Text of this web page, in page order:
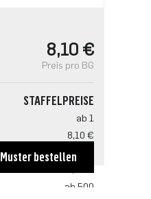
8,10 €
Preis pro BG
STAFFELPREISE
ab 1
8,10 €
ab 100
ab 500
Muster bestellen